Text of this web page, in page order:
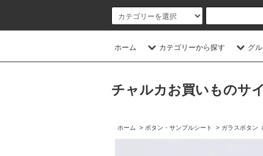
ホーム カテゴリーから探す グ
チャルカお買いものサ
ホーム > ボタン・サンプルシート > ガラスボタン